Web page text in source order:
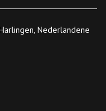
Nederlandene